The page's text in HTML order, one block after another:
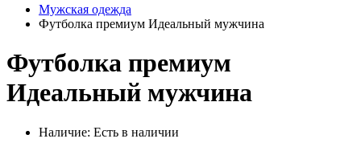
Мужская одежда
Футболка премиум Идеальный мужчина
Футболка премиум
Идеальный мужчина
Наличие: Есть в наличии